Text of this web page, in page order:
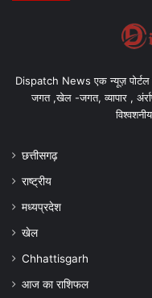
Dispatch News एक न्यूज़ पोर्टल
जगत ,खेल -जगत, व्यापार ,
छत्तीसगढ़
राष्ट्रीय
मध्यप्रदेश
खेल
Chhattisgarh
आज का राशिफल